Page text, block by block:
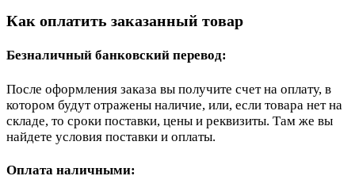
Как оплатить заказанный товар
Безналичный банковский перевод:
После оформления заказа вы получите счет на оплату, в
котором будут отражены наличие, или, если товара нет на
складе, то сроки поставки, цены и реквизиты. Там же вы
найдете условия поставки и оплаты.
Оплата наличными: